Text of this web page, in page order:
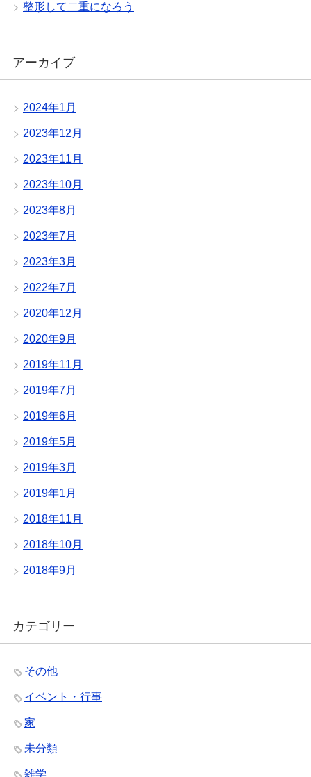
整形して二重になろう
アーカイブ
2024年1月
2023年12月
2023年11月
2023年10月
2023年8月
2023年7月
2023年3月
2022年7月
2020年12月
2020年9月
2019年11月
2019年7月
2019年6月
2019年5月
2019年3月
2019年1月
2018年11月
2018年10月
2018年9月
カテゴリー
その他
イベント・行事
家
未分類
雑学